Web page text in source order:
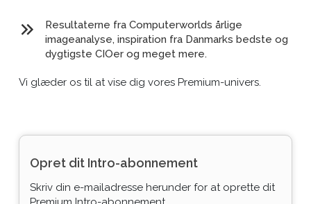
Resultaterne fra Computerworlds årlige
imageanalyse, inspiration fra Danmarks bedste og
dygtigste CIOer og meget mere.
Vi glæder os til at vise dig vores Premium-univers.
Opret dit Intro-abonnement
Skriv din e-mailadresse herunder for at oprette dit